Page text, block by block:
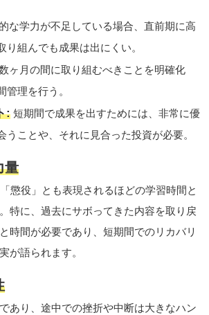
な学力が不足している場合、直前期に高
り組んでも成果は出にくい。
ヶ月の間に取り組むべきことを明確化
管理を行う。
: 短期間で成果を出すためには、非常に優
うことや、それに見合った投資が必要。
量
懲役」とも表現されるほどの学習時間と
特に、過去にサボってきた内容を取り戻
時間が必要であり、短期間でのリカバリ
が語られます。
あり、途中での挫折や中断は大きなハン